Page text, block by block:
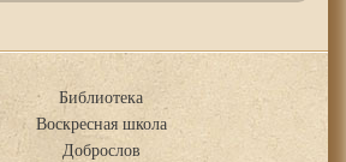
Библиотека
Воскресная школа
Доброслов